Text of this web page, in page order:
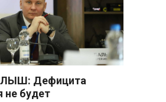
Лукашенко:
«услышали батьку» и
пустующие дома в
деревнях
Лукашенко назвал
сельской торговли
Дефицита
не будет